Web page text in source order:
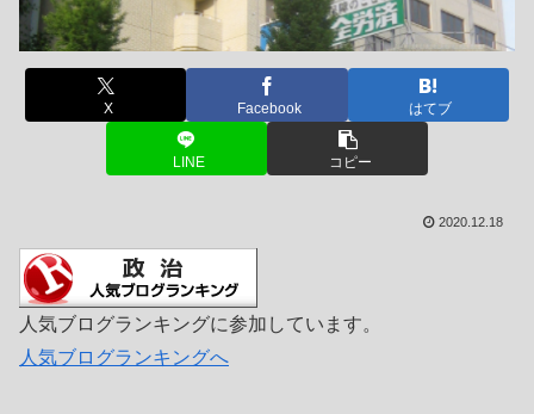
X Facebook はてブ
LINE コピー
2020.12.18
人気ブログランキングに参加しています。
人気ブログランキングへ